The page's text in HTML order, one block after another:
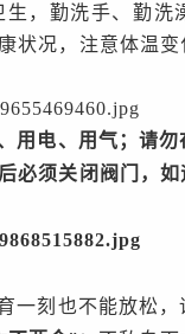
，勤洗手、勤洗
状况，注意体温
用电、用气；请
必须关闭阀门，如
一刻也不能放松